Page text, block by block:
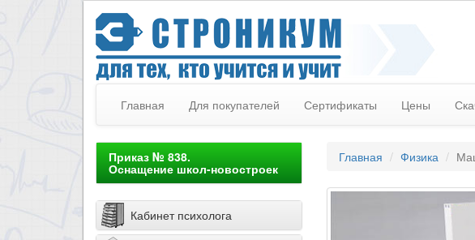
Главная Для покупателей Сертификаты Цены
Приказ № 838.
Оснащение школ-новостроек
Кабинет психолога
Главная Физика